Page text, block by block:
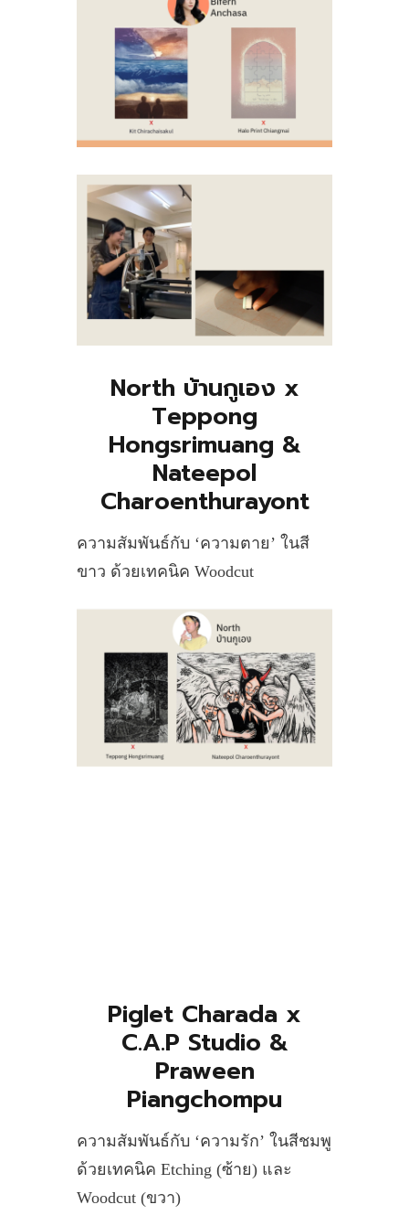
North บ้านกูเอง x
Teppong
Hongsrimuang &
Nateepol
Charoenthurayont
ความสัมพันธ์กับ ‘ความตาย’ ในสี
ขาว ด้วยเทคนิค Woodcut
Piglet Charada x
C.A.P Studio &
Praween
Piangchompu
ความสัมพันธ์กับ ‘ความรัก’ ในสีชมพู
ด้วยเทคนิค Etching (ซ้าย) และ
Woodcut (ขวา)